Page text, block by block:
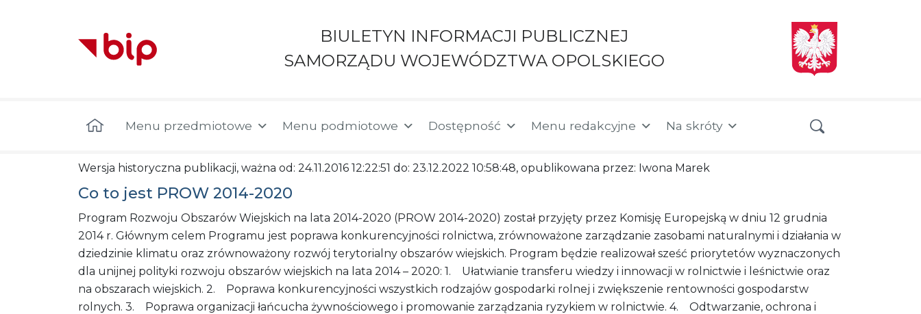
BIULETYN INFORMACJI PUBLICZNEJ
SAMORZĄDU WOJEWÓDZTWA OPOLSKIEGO
Menu przedmiotowe Menu podmiotowe Dostępność Menu redakcyjne Na skróty
Wersja historyczna publikacji, ważna od: 24.11.2016 12:22:51 do: 23.12.2022 10:58:48, opublikowana przez: Iwona Marek
Co to jest PROW 2014-2020
Program Rozwoju Obszarów Wiejskich na lata 2014-2020 (PROW 2014-2020) został przyjęty przez Komisję Europejską w dniu 12 grudnia
2014 r. Głównym celem Programu jest poprawa konkurencyjności rolnictwa, zrównoważone zarządzanie zasobami naturalnymi i działania w
dziedzinie klimatu oraz zrównoważony rozwój terytorialny obszarów wiejskich. Program będzie realizował sześć priorytetów wyznaczonych
dla unijnej polityki rozwoju obszarów wiejskich na lata 2014 – 2020: 1. Ułatwianie transferu wiedzy i innowacji w rolnictwie i leśnictwie oraz
na obszarach wiejskich. 2. Poprawa konkurencyjności wszystkich rodzajów gospodarki rolnej i zwiększenie rentowności gospodarstw
rolnych. 3. Poprawa organizacji łańcucha żywnościowego i promowanie zarządzania ryzykiem w rolnictwie. 4. Odtwarzanie, ochrona i